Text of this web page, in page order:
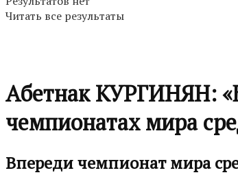
Читать все результаты
Абетнак КУРГИНЯН:
чемпионатах мира
Впереди чемпионат мира